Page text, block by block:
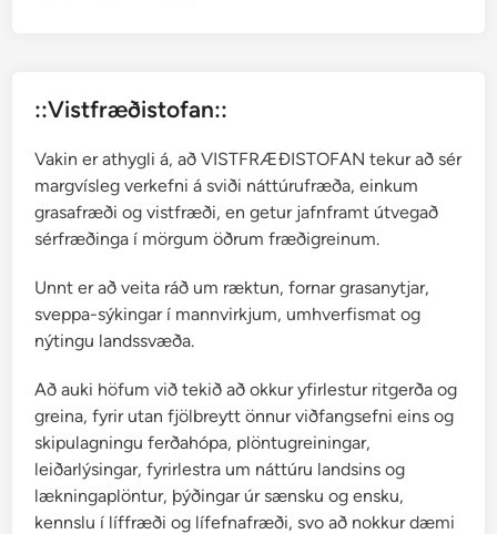
::Vistfræðistofan::
Vakin er athygli á, að VISTFRÆÐISTOFAN tekur að sér
margvísleg verkefni á sviði náttúrufræða, einkum
grasafræði og vistfræði, en getur jafnframt útvegað
sérfræðinga í mörgum öðrum fræðigreinum.
Unnt er að veita ráð um ræktun, fornar grasanytjar,
sveppa-sýkingar í mannvirkjum, umhverfismat og
nýtingu landssvæða.
Að auki höfum við tekið að okkur yfirlestur ritgerða og
greina, fyrir utan fjölbreytt önnur viðfangsefni eins og
skipulagningu ferðahópa, plöntugreiningar,
leiðarlýsingar, fyrirlestra um náttúru landsins og
lækningaplöntur, þýðingar úr sænsku og ensku,
kennslu í líffræði og lífefnafræði, svo að nokkur dæmi